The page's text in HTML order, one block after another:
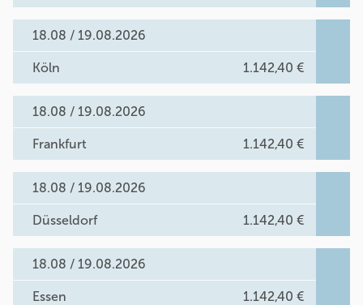
18.08 / 19.08.2026
Köln 1.142,40 €
18.08 / 19.08.2026
Frankfurt 1.142,40 €
18.08 / 19.08.2026
Düsseldorf 1.142,40 €
18.08 / 19.08.2026
Essen 1.142,40 €